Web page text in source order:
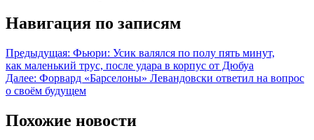
Навигация по записям
Предыдущая: Фьюри: Усик валялся по полу пять минут,
как маленький трус, после удара в корпус от Дюбуа
Далее: Форвард «Барселоны» Левандовски ответил на вопрос
о своём будущем
Похожие новости